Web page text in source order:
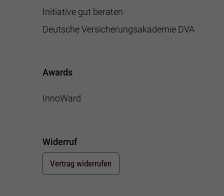
Initiative gut beraten
Deutsche Versicherungsakademie DVA
Awards
InnoWard
Widerruf
Vertrag widerrufen